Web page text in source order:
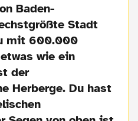
Baden-
Stadt
mit 600.000
wie ein
der
Herberge. Du hast